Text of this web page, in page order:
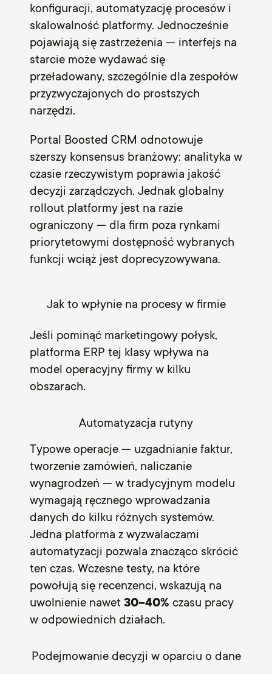
konfiguracji, automatyzację procesów i
skalowalność platformy. Jednocześnie
pojawiają się zastrzeżenia — interfejs na
starcie może wydawać się
przeładowany, szczególnie dla zespołów
przyzwyczajonych do prostszych
narzędzi.
Portal Boosted CRM odnotowuje
szerszy konsensus branżowy: analityka w
czasie rzeczywistym poprawia jakość
decyzji zarządczych. Jednak globalny
rollout platformy jest na razie
ograniczony — dla firm poza rynkami
priorytetowymi dostępność wybranych
funkcji wciąż jest doprecyzowywana.
Jak to wpłynie na procesy w firmie
Jeśli pominąć marketingowy połysk,
platforma ERP tej klasy wpływa na
model operacyjny firmy w kilku
obszarach.
Automatyzacja rutyny
Typowe operacje — uzgadnianie faktur,
tworzenie zamówień, naliczanie
wynagrodzeń — w tradycyjnym modelu
wymagają ręcznego wprowadzania
danych do kilku różnych systemów.
Jedna platforma z wyzwalaczami
automatyzacji pozwala znacząco skrócić
ten czas. Wczesne testy, na które
powołują się recenzenci, wskazują na
uwolnienie nawet 30–40% czasu pracy
w odpowiednich działach.
Podejmowanie decyzji w oparciu o dane